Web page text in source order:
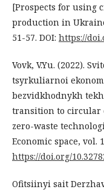
[Prospects for using
production in
51-57. DOI: https://
Vovk, V.Yu. (2022).
tsyrkuliarnoi
bezvidkhodnykh
transition to circular
zero-waste
Economic space, vol.
https://doi.org/
Ofitsiinyi sait